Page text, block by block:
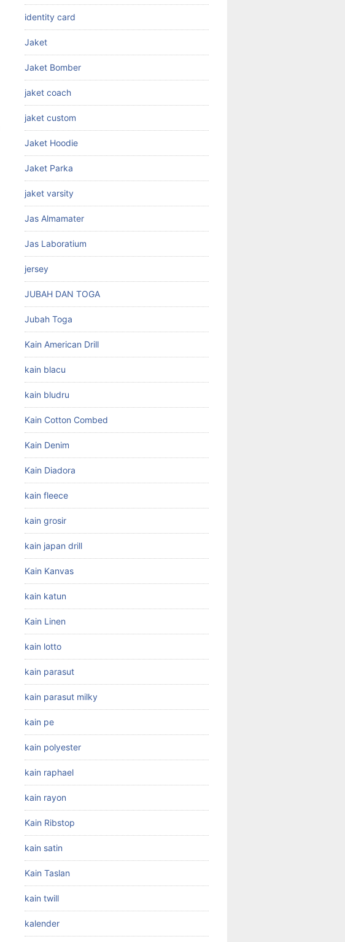
identity card
Jaket
Jaket Bomber
jaket coach
jaket custom
Jaket Hoodie
Jaket Parka
jaket varsity
Jas Almamater
Jas Laboratium
jersey
JUBAH DAN TOGA
Jubah Toga
Kain American Drill
kain blacu
kain bludru
Kain Cotton Combed
Kain Denim
Kain Diadora
kain fleece
kain grosir
kain japan drill
Kain Kanvas
kain katun
Kain Linen
kain lotto
kain parasut
kain parasut milky
kain pe
kain polyester
kain raphael
kain rayon
Kain Ribstop
kain satin
Kain Taslan
kain twill
kalender